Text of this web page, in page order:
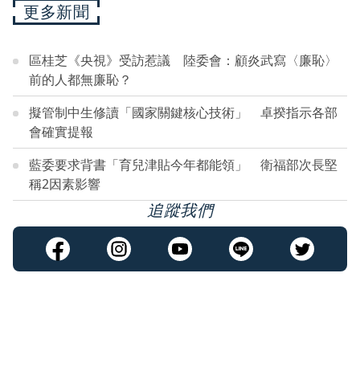
更多新聞
區桂芝《央視》受訪惹議 陸委會：顧炎武寫〈廉恥〉
前的人都無廉恥？
擬管制中生修讀「國家關鍵核心技術」 卓揆指示各部
會確實提報
藍委要求背書「育兒津貼今年都能領」 衛福部次長堅
稱2因素影響
追蹤我們